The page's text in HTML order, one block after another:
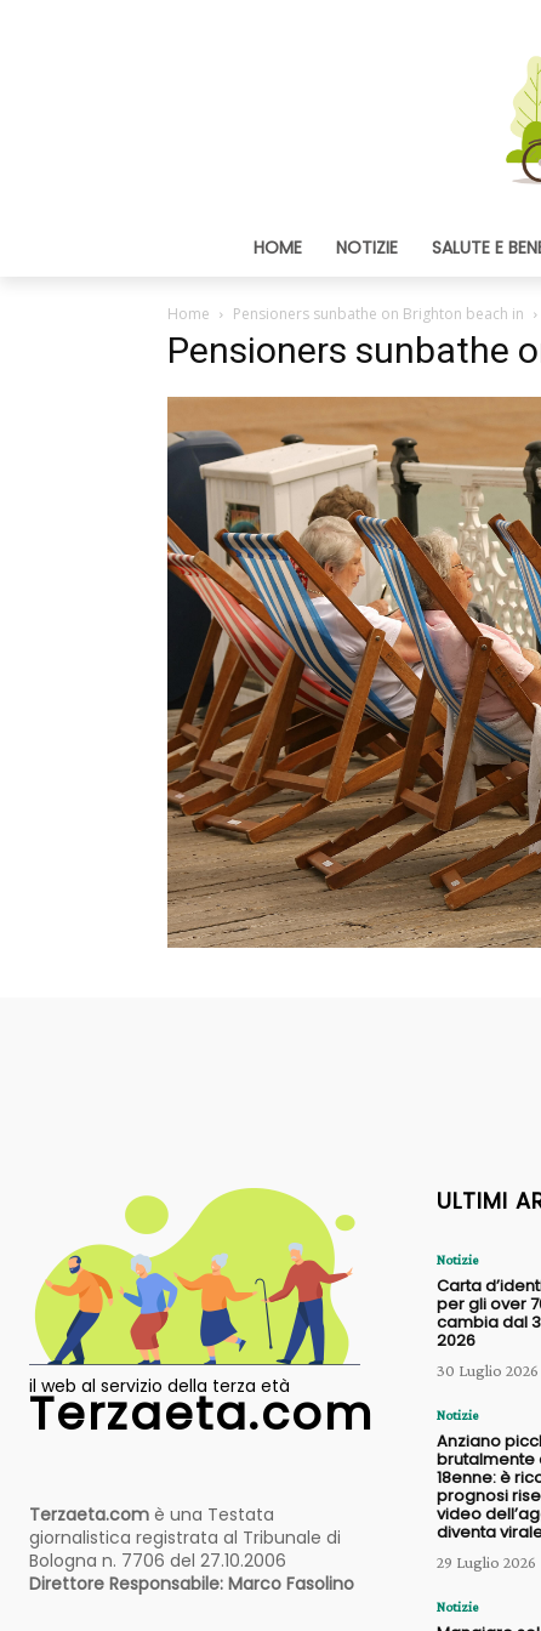
HOME NOTIZIE SALUTE E
Home Pensioners sunbathe on Brighton beach in
Pensioners sunbathe
il web al servizio della terza età
Terzaeta.com
Terzaeta.com è una Testata
giornalistica registrata al Tribunale di
Bologna n. 7706 del 27.10.2006
Direttore Responsabile: Marco Fasolino
ULTIMI
Notizie
Carta
per gli over
cambia dal
2026
30 Luglio 2026
Notizie
Anziano
brutalmente
18enne: è
prognosi
video
diventa
29 Luglio 2026
Notizie